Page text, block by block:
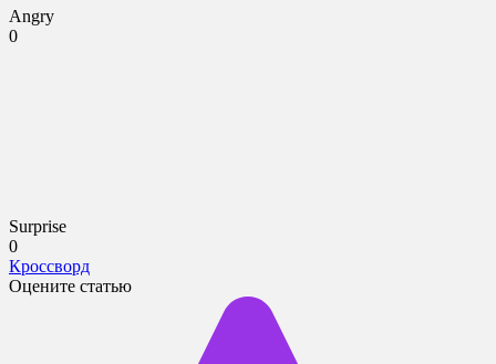
Angry
0
Surprise
0
Кроссворд
Оцените статью